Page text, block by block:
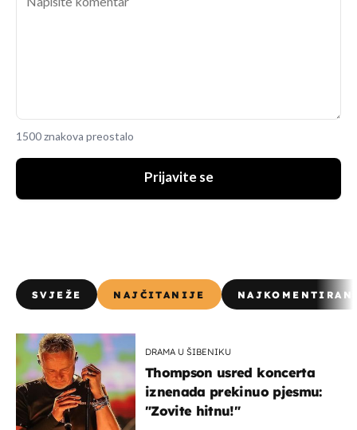
1500 znakova preostalo
Prijavite se
SVJEŽE NAJČITANIJE
DRAMA U ŠIBENIKU
Thompson usred koncerta
iznenada prekinuo pjesmu:
"Zovite hitnu!"